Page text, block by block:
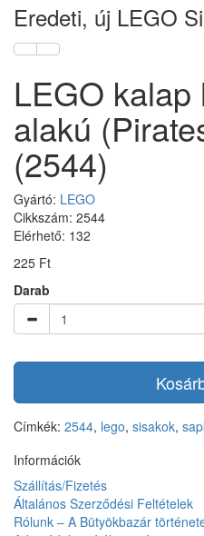
Eredeti, új LEGO
LEGO kalap
alakú
(2544)
Gyártó: LEGO
Cikkszám: 2544
Elérhető: 132
225 Ft
Darab
Címkék: 2544, lego, sisakok,
Információk
Szállítás/Fizetés
Általános Szerződési Feltételek
Rólunk – A Bütyökbazár